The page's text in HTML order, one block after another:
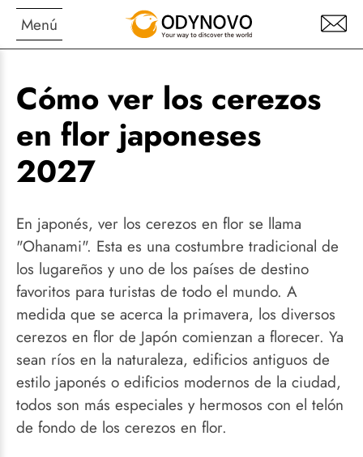
Menú
Cómo ver los cerezos
en flor japoneses
2027
En japonés, ver los cerezos en flor se llama
"Ohanami". Esta es una costumbre tradicional de
los lugareños y uno de los países de destino
favoritos para turistas de todo el mundo. A
medida que se acerca la primavera, los diversos
cerezos en flor de Japón comienzan a florecer. Ya
sean ríos en la naturaleza, edificios antiguos de
estilo japonés o edificios modernos de la ciudad,
todos son más especiales y hermosos con el telón
de fondo de los cerezos en flor.